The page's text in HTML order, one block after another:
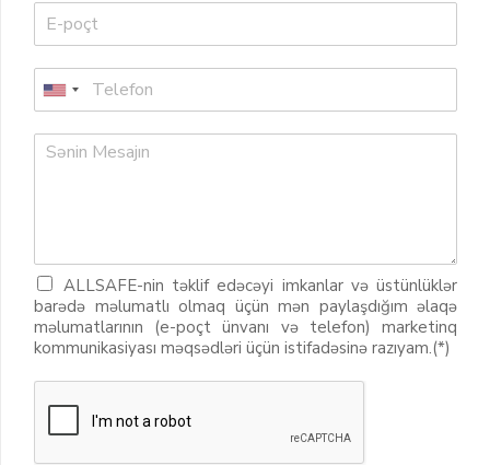
ALLSAFE-nin təklif edəcəyi imkanlar və üstünlüklər
barədə məlumatlı olmaq üçün mən paylaşdığım əlaqə
məlumatlarının (e-poçt ünvanı və telefon) marketinq
kommunikasiyası məqsədləri üçün istifadəsinə razıyam.(*)